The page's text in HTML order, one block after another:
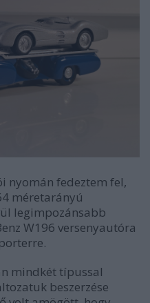
nyomán fedeztem fel,
méretarányú
legimpozánsabb
W196 versenyautóra
mindkét típussal
beszerzése